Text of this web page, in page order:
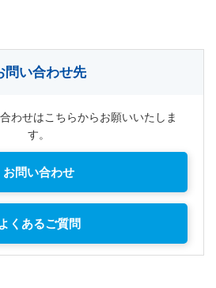
問い合わせ先
わせはこちらからお願いいたしま
す。
お問い合わせ
よくあるご質問